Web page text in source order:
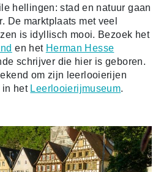
hellingen: stad en natuur gaan
De marktplaats met veel
is idyllisch mooi. Bezoek het
en het Herman Hesse
schrijver die hier is geboren.
om zijn leerlooierijen
in het Leerlooierijmuseum.